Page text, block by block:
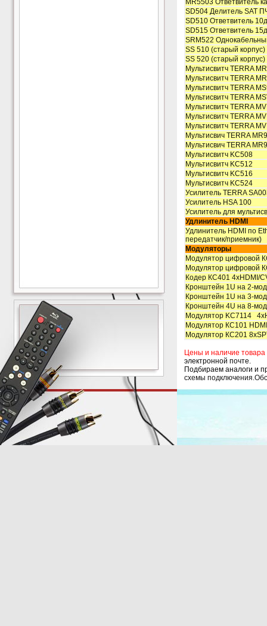
MR5503 Ответвитель
SD504 Делитель SAT
SD510 Ответвитель
SD515 Ответвитель
SRM522
SS 510 (старый корпус)
SS 520 (старый корпус)
Мультисвитч TERRA
Мультисвитч TERRA
Мультисвитч TERRA
Мультисвитч TERRA
Мультисвитч TERRA
Мультисвитч TERRA
Мультисвитч TERRA
Мультисвич TERRA
Мультисвич TERRA
Мультисвитч KC508
Мультисвитч KC512
Мультисвитч KC516
Мультисвитч KC524
Усилитель TERRA
Усилитель HSA 100
Усилитель для
Удлинитель HDMI
Удлинитель HDMI по
передатчик/приемник)
Модуляторы
Модулятор цифровой
Модулятор цифровой
Кодер КС401 4xHDMI/
Кронштейн 1U на 2-
Кронштейн 1U на 3-
Кронштейн 4U на 8-
Модулятор KC7114
Модулятор КС101
Модулятор КС201
Цены и наличие товара
электронной почте.
Подбираем аналоги и
схемы